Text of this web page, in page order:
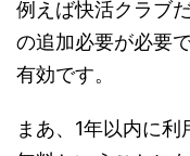
例えば快活クラブ
の追加必要が必要
有効です。
まあ、1年以内に